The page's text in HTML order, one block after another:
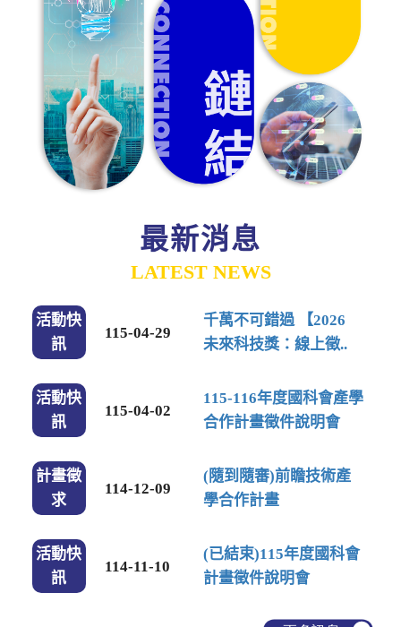
最新消息
LATEST NEWS
活動快
訊
115-04-29
千萬不可錯過 【2026
未來科技獎：線上徵..
活動快
訊
115-04-02
115-116年度國科會產學
合作計畫徵件說明會
計畫徵
求
114-12-09
(隨到隨審)前瞻技術產
學合作計畫
活動快
訊
114-11-10
(已結束)115年度國科會
計畫徵件說明會